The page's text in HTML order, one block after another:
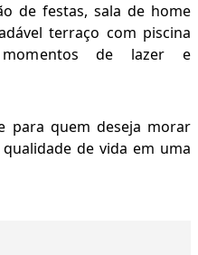
de festas, sala de home
terraço com piscina
de lazer e
para quem deseja morar
de vida em uma